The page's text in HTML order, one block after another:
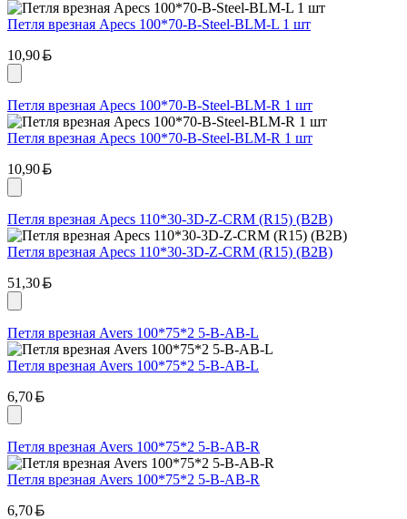
Петля врезная Apecs 100*70-В-Steel-BLM-L 1 шт
10,90
Петля врезная Apecs 100*70-В-Steel-BLM-R 1 шт
Петля врезная Apecs 100*70-В-Steel-BLM-R 1 шт
10,90
Петля врезная Apecs 110*30-3D-Z-CRM (R15) (B2B)
Петля врезная Apecs 110*30-3D-Z-CRM (R15) (B2B)
51,30
Петля врезная Avers 100*75*2 5-B-AB-L
Петля врезная Avers 100*75*2 5-B-AB-L
6,70
Петля врезная Avers 100*75*2 5-B-AB-R
Петля врезная Avers 100*75*2 5-B-AB-R
6,70